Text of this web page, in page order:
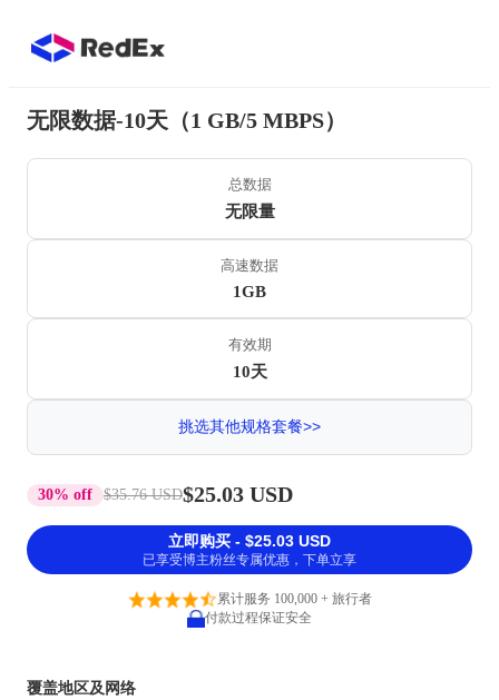
无限数据-10天（1 GB/5 MBPS）
总数据
无限量
高速数据
1GB
有效期
10天
挑选其他规格套餐>>
30% off $35.76 USD$25.03 USD
立即购买 - $25.03 USD
已享受博主粉丝专属优惠，下单立享
累计服务 100,000 + 旅行者
付款过程保证安全
覆盖地区及网络